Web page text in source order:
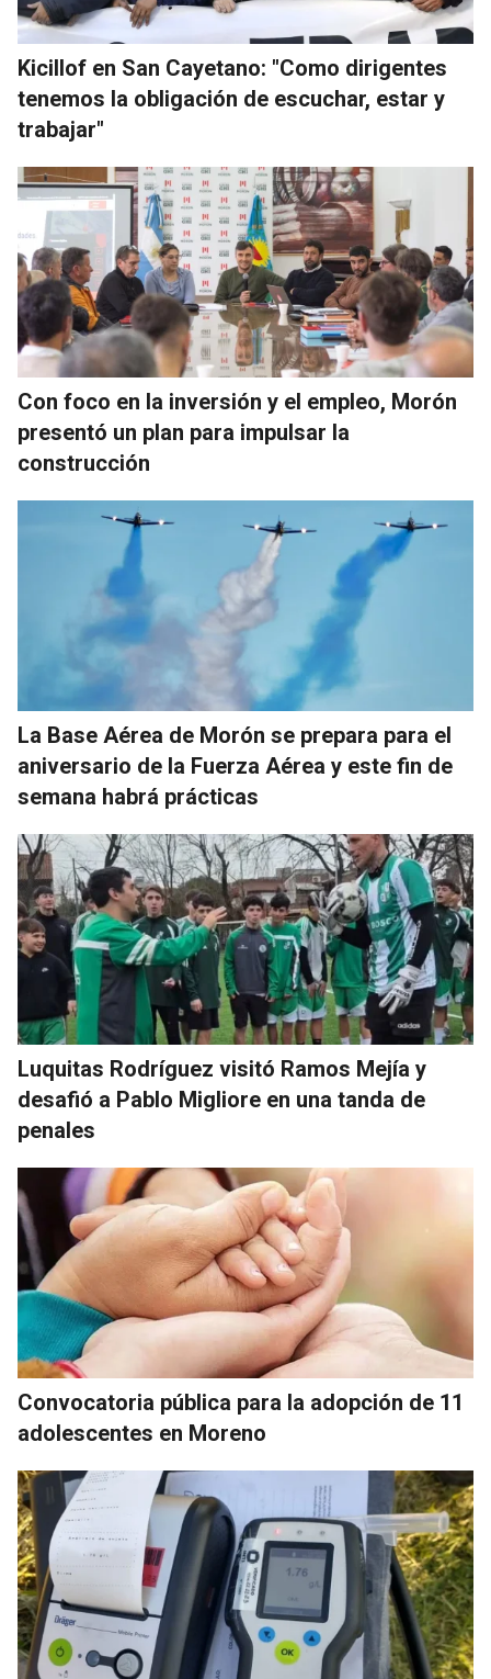
Kicillof en San Cayetano: "Como dirigentes
tenemos la obligación de escuchar, estar y
trabajar"
Con foco en la inversión y el empleo, Morón
presentó un plan para impulsar la
construcción
La Base Aérea de Morón se prepara para el
aniversario de la Fuerza Aérea y este fin de
semana habrá prácticas
Luquitas Rodríguez visitó Ramos Mejía y
desafió a Pablo Migliore en una tanda de
penales
Convocatoria pública para la adopción de 11
adolescentes en Moreno